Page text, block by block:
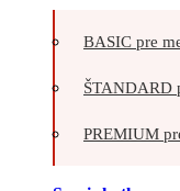
BASIC pre
ŠTANDARD
PREMIUM